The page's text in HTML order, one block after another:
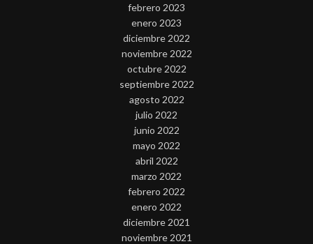
febrero 2023
enero 2023
diciembre 2022
noviembre 2022
octubre 2022
septiembre 2022
agosto 2022
julio 2022
junio 2022
mayo 2022
abril 2022
marzo 2022
febrero 2022
enero 2022
diciembre 2021
noviembre 2021